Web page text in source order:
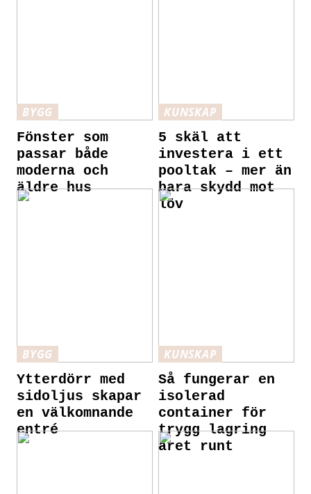
BYGG
Fönster som
passar både
moderna och
äldre hus
KUNSKAP
5 skäl att
investera i ett
pooltak – mer än
bara skydd mot
löv
BYGG
Ytterdörr med
sidoljus skapar
en välkomnande
entré
KUNSKAP
Så fungerar en
isolerad
container för
trygg lagring
året runt